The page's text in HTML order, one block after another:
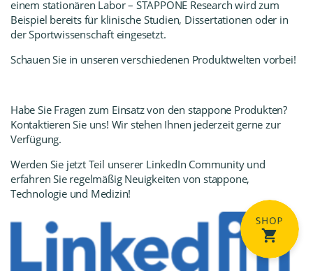
einem stationären Labor – STAPPONE Research wird zum
Beispiel bereits für klinische Studien, Dissertationen oder in
der Sportwissenschaft eingesetzt.
Schauen Sie in unseren verschiedenen Produktwelten vorbei!
Habe Sie Fragen zum Einsatz von den stappone Produkten?
Kontaktieren Sie uns! Wir stehen Ihnen jederzeit gerne zur
Verfügung.
Werden Sie jetzt Teil unserer LinkedIn Communityund
erfahren Sie regelmäßig Neuigkeiten von stappone,
Technologie und Medizin!